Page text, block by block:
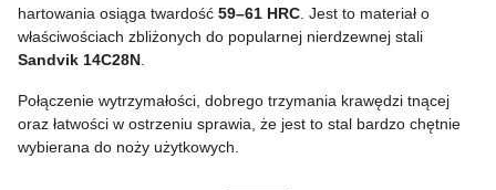
hartowania osiąga twardość 59–61 HRC . Jest to materiał o
właściwościach zbliżonych do popularnej nierdzewnej stali
Sandvik 14C28N
Połączenie wytrzymałości, dobrego trzymania krawędzi tnącej
oraz łatwości w ostrzeniu sprawia, że jest to stal bardzo chętnie
wybierana do noży użytkowych.